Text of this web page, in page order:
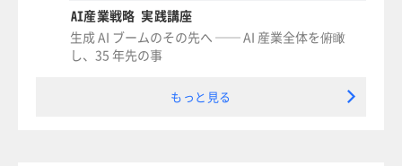
AI産業戦略 実践講座
生成 AI ブームのその先へ ── AI 産業全体を俯瞰
し、35 年先の事
もっと見る